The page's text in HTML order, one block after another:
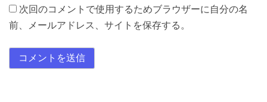
次回のコメントで使用するためブラウザーに自分の名
前、メールアドレス、サイトを保存する。